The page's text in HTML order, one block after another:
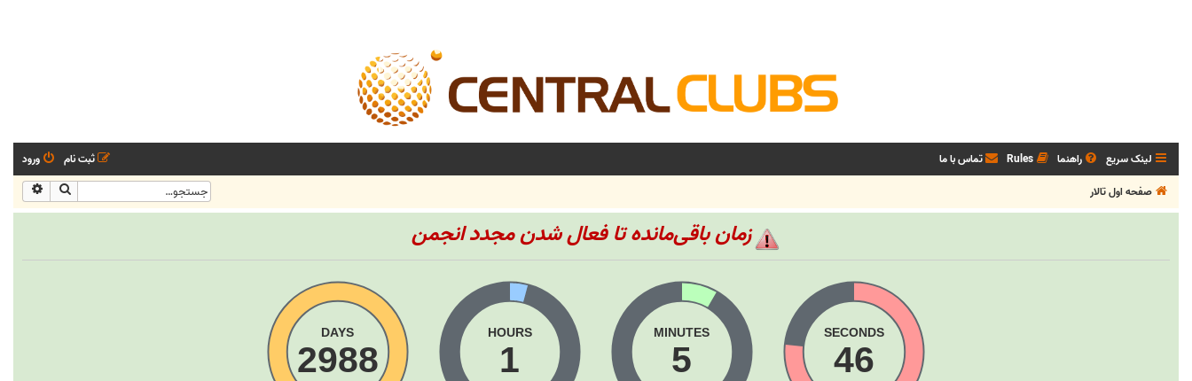
لینک سریع راهنما Rules تماس با ما ورود
ثبت نام
صفحه اول تالار
جستجو
زمان باقی‌مانده تا فعال شدن مجدد انجمن
DAYS
2988
HOURS
1
MINUTES
5
SECONDS
47